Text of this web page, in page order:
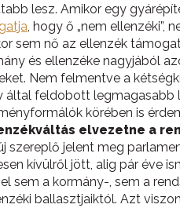
lesz. Amikor egy
, hogy ő „nem ellenzéki”,
sem nő az ellenzék
és ellenzéke nagyjából
Nem felmentve a
által feldobott
körében is
elvezetne a
szereplő jelent meg
kívülről jött, alig pár éve
sem a kormány-, sem a
ballasztjaiktól. Azt